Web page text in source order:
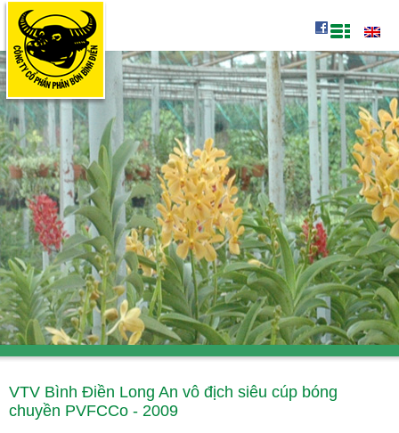
VTV Bình Điền Long An vô địch siêu cúp bóng
chuyền PVFCCo - 2009